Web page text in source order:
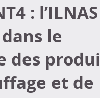
: l’ILNAS
le
des
et de